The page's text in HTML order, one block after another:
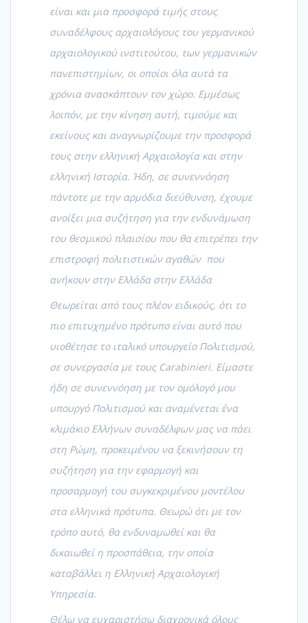
είναι και μια προσφορά τιμής στους
συναδέλφους αρχαιολόγους του γερμανικού
αρχαιολογικού ινστιτούτου, των γερμανικών
πανεπιστημίων, οι οποίοι όλα αυτά τα
χρόνια ανασκάπτουν τον χώρο. Εμμέσως
λοιπόν, με την κίνηση αυτή, τιμούμε και
εκείνους και αναγνωρίζουμε την προσφορά
τους στην ελληνική Αρχαιολογία και στην
ελληνική Ιστορία. Ήδη, σε συνεννόηση
πάντοτε με την αρμόδια διεύθυνση, έχουμε
ανοίξει μια συζήτηση για την ενδυνάμωση
του θεσμικού πλαισίου που θα επιτρέπει την
επιστροφή πολιτιστικών αγαθών που
ανήκουν στην Ελλάδα στην Ελλάδα
Θεωρείται από τους πλέον ειδικούς, ότι το
πιο επιτυχημένο πρότυπο είναι αυτό που
υιοθέτησε το ιταλικό υπουργείο Πολιτισμού,
σε συνεργασία με τους Carabinieri. Είμαστε
ήδη σε συνεννόηση με τον ομόλογό μου
υπουργό Πολιτισμού και αναμένεται ένα
κλιμάκιο Ελλήνων συναδέλφων μας να πάει
στη Ρώμη, προκειμένου να ξεκινήσουν τη
συζήτηση για την εφαρμογή και
προσαρμογή του συγκεκριμένου μοντέλου
στα ελληνικά πρότυπα. Θεωρώ ότι με τον
τρόπο αυτό, θα ενδυναμωθεί και θα
δικαιωθεί η προσπάθεια, την οποία
καταβάλλει η Ελληνική Αρχαιολογική
Υπηρεσία.
Θέλω να ευχαριστήσω διαχρονικά όλους